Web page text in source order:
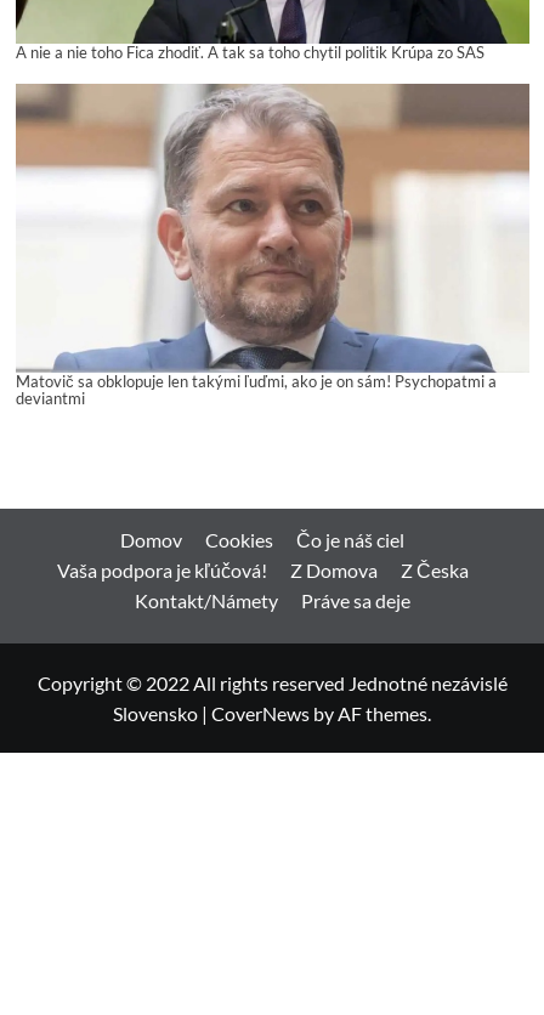
A nie a nie toho Fica zhodiť. A tak sa toho chytil politik Krúpa zo SAS
Matovič sa obklopuje len takými ľuďmi, ako je on sám! Psychopatmi a
deviantmi
Domov Cookies
Čo je náš ciel
Vaša podpora je kľúčová!
Z Domova
Z Česka
Kontakt/Námety
Práve sa deje
Copyright © 2022 All rights reserved Jednotné nezávislé
Slovensko | CoverNews by AF themes.